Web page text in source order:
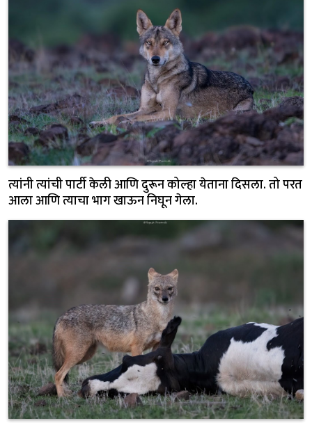
त्यांनी त्यांची पार्टी केली आणि दुरून कोल्हा येताना दिसला. तो परत
आला आणि त्याचा भाग खाऊन निघून गेला.